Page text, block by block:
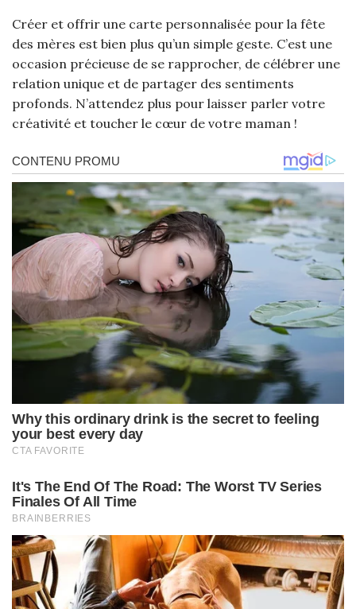
Créer et offrir une carte personnalisée pour la fête
des mères est bien plus qu’un simple geste. C’est une
occasion précieuse de se rapprocher, de célébrer une
relation unique et de partager des sentiments
profonds. N’attendez plus pour laisser parler votre
créativité et toucher le cœur de votre maman !